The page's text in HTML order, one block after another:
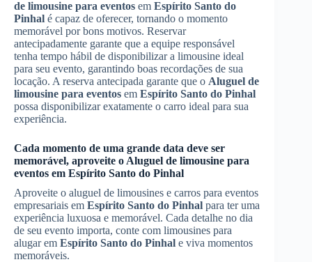
de limousine para eventos em Espírito Santo do
Pinhal é capaz de oferecer, tornando o momento
memorável por bons motivos. Reservar
antecipadamente garante que a equipe responsável
tenha tempo hábil de disponibilizar a limousine ideal
para seu evento, garantindo boas recordações de sua
locação. A reserva antecipada garante que o Aluguel de
limousine para eventos em Espírito Santo do Pinhal
possa disponibilizar exatamente o carro ideal para sua
experiência.
Cada momento de uma grande data deve ser
memorável, aproveite o Aluguel de limousine para
eventos em Espírito Santo do Pinhal
Aproveite o aluguel de limousines e carros para eventos
empresariais em Espírito Santo do Pinhal para ter uma
experiência luxuosa e memorável. Cada detalhe no dia
de seu evento importa, conte com limousines para
alugar em Espírito Santo do Pinhal e viva momentos
memoráveis.